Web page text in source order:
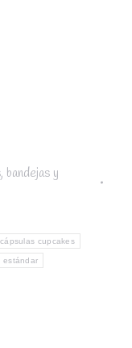
bandejas y
cápsulas cupcakes
estándar